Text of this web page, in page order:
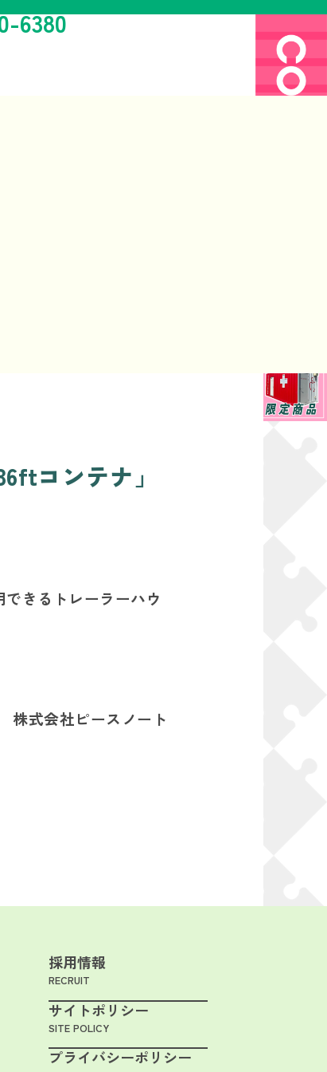
6380
コンテナ」
きるトレーラーハウ
株式会社ピースノート
採用情報
RECRUIT
サイトポリシー
SITE POLICY
プライバシーポリシー